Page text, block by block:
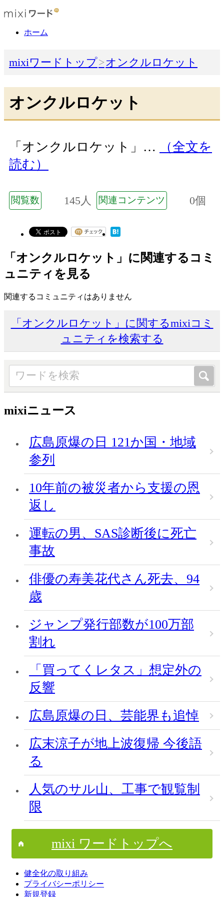
ホーム
mixiワードトップ オンクルロケット
オンクルロケット
「オンクルロケット」…
（全文を
読む）
閲覧数 145人 関連コンテンツ 0個
「オンクルロケット」に関連するコミ
ュニティを見る
関連するコミュニティはありません
「オンクルロケット」に関するmixiコミ
ュニティを検索する
mixiニュース
広島原爆の日 121か国・地域
参列
10年前の被災者から支援の恩
返し
運転の男、SAS診断後に死亡
事故
俳優の寿美花代さん死去、94
歳
ジャンプ発行部数が100万部
割れ
「買ってくレタス」想定外の
反響
広島原爆の日、芸能界も追悼
広末涼子が地上波復帰 今後語
る
人気のサル山、工事で観覧制
限
mixi ワードトップへ
健全化の取り組み
プライバシーポリシー
新規登録